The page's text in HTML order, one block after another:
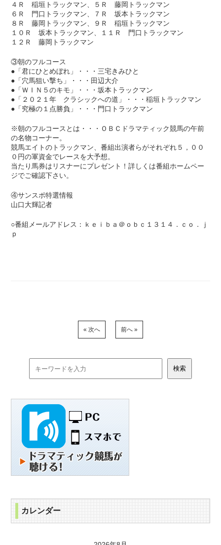
４Ｒ 稲垣トラックマン、５Ｒ 藤岡トラックマン
６Ｒ 門口トラックマン、７Ｒ 坂本トラックマン
８Ｒ 藤岡トラックマン、９Ｒ 稲垣トラックマン
１０Ｒ 坂本トラックマン、１１Ｒ 門口トラックマン
１２Ｒ 藤岡トラックマン
③朝のフルコース
●「君にひとめぼれ」・・・三宅きみひと
●「穴馬狙い撃ち」・・・田辺大介
●「ＷＩＮ５のキモ」・・・坂本トラックマン
●「２０２１年 クラシックへの道」・・・稲垣トラックマン
●「究極の１点勝負」・・・門口トラックマン
※朝のフルコースとは・・・ＯＢＣドラマティック競馬の午前
の名物コーナー。
競馬エイトのトラックマン、番組出演者らがそれぞれ５，００
０円の軍資金でレースを大予想。
当たり馬券はリスナーにプレゼント！詳しくは番組ホームペー
ジでご確認下さい。
④サンスポ特選情報
山口大輝記者
○番組メールアドレス：ｋｅｉｂａ＠ｏｂｃ１３１４．ｃｏ．ｊ
ｐ
« 次へ 前へ »
カレンダー